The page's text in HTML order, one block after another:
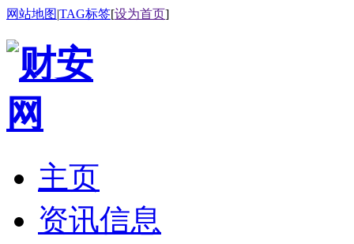
网站地图|TAG标签[设为首页]
主页
资讯信息